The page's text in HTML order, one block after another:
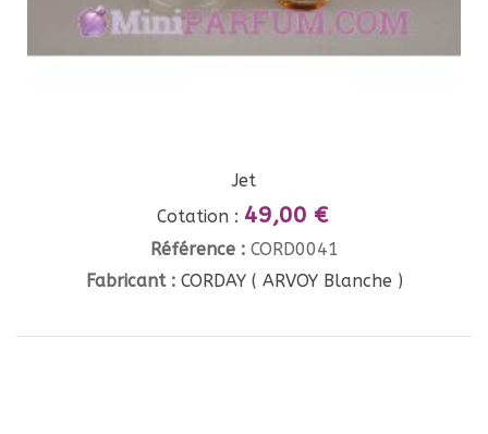
Jet
Cotation : 49,00 €
Référence : CORD0041
Fabricant : CORDAY ( ARVOY Blanche )